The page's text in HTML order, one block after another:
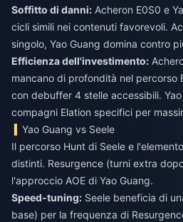
Soffitto di danni: Acheron E0S0 e
cicli simili nei contenuti favorevoli.
singolo, Yao Guang domina contro
Efficienza dell'investimento:
mancano di profondità nel percorso
con debuffer 4 stelle accessibili.
compagni Elation specifici per
Yao Guang vs Seele
Il percorso Hunt di Seele e
distinti. Resurgence (turni extra
l'approccio AOE di Yao Guang.
Speed-tuning: Seele beneficia di
base) per la frequenza di